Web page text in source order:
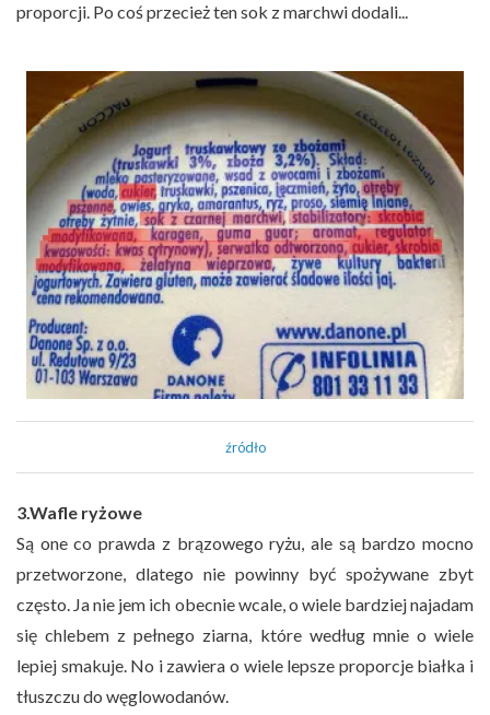
proporcji. Po coś przecież ten sok z marchwi dodali...
źródło
3.Wafle ryżowe
Są one co prawda z brązowego ryżu, ale są bardzo mocno
przetworzone, dlatego nie powinny być spożywane zbyt
często. Ja nie jem ich obecnie wcale, o wiele bardziej najadam
się chlebem z pełnego ziarna, które według mnie o wiele
lepiej smakuje. No i zawiera o wiele lepsze proporcje białka i
tłuszczu do węglowodanów.